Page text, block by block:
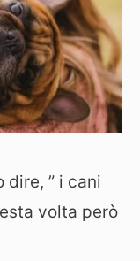
dire, ” i cani
volta però